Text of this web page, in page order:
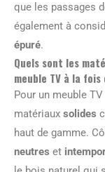
que les passages
également à
épuré.
Quels sont les
meuble TV à la
Pour un meuble TV
matériaux solides
haut de gamme.
neutres et